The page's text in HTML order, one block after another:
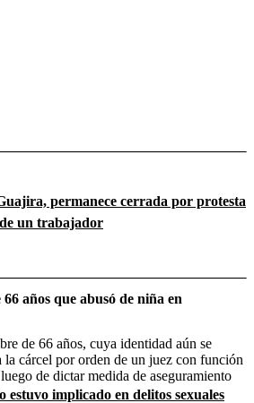
permanece cerrada por protesta
un trabajador
años que abusó de niña en
de 66 años, cuya identidad aún se
la cárcel por orden de un juez con función
de dictar medida de aseguramiento
estuvo implicado en delitos sexuales